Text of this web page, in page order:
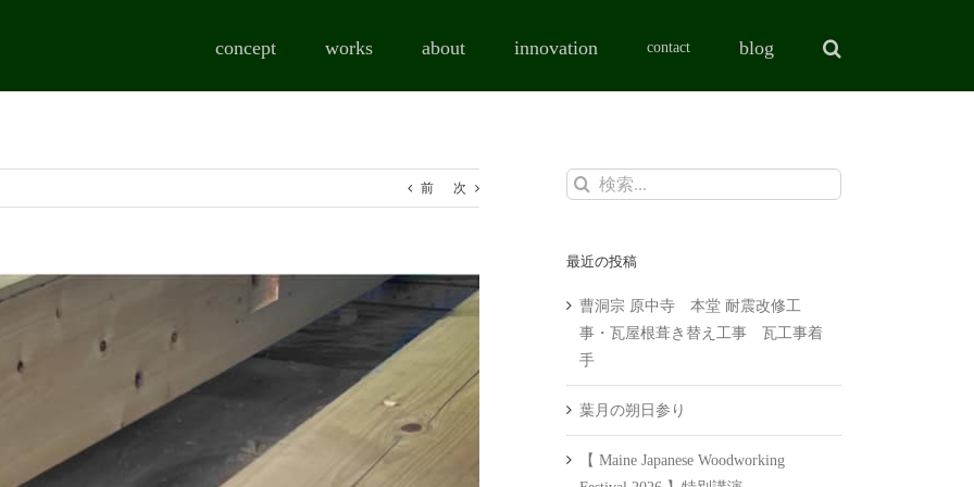
concept works about innovation contact blog
前 次
検
最近の投稿
曹洞宗 原中寺 本堂 耐震改修工
事・瓦屋根葺き替え工事 瓦工事着
手
葉月の朔日参り
【 Maine Japanese Woodworking